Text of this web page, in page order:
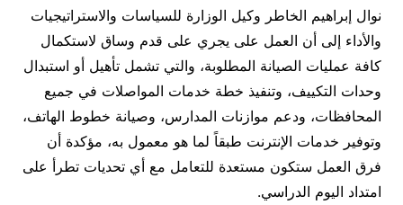
نوال إبراهيم الخاطر وكيل الوزارة للسياسات والاستراتيجيات
والأداء إلى أن العمل على يجري على قدم وساق لاستكمال
كافة عمليات الصيانة المطلوبة، والتي تشمل تأهيل أو استبدال
وحدات التكييف، وتنفيذ خطة خدمات المواصلات في جميع
المحافظات، ودعم موازنات المدارس، وصيانة خطوط الهاتف،
وتوفير خدمات الإنترنت طبقاً لما هو معمول به، مؤكدة أن
فرق العمل ستكون مستعدة للتعامل مع أي تحديات تطرأ على
امتداد اليوم الدراسي.